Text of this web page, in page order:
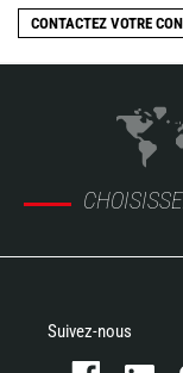
CONTACTEZ VOTRE
Suivez-nous